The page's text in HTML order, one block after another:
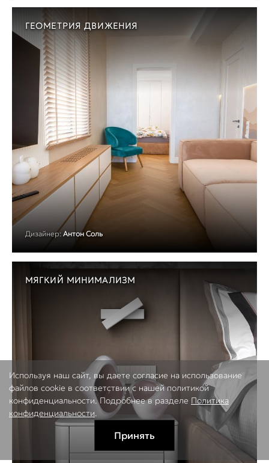
ГЕОМЕТРИЯ ДВИЖЕНИЯ
Дизайнер: Антон Соль
МЯГКИЙ МИНИМАЛИЗМ
Используя наш сайт, вы даете согласие на использование
файлов cookie в соответствии с нашей политикой
конфиденциальности. Подробнее в разделе Политика
конфиденциальности.
Принять